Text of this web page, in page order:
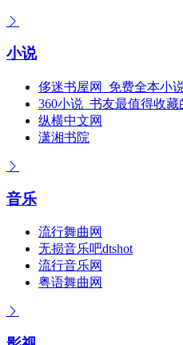
小说
侈迷书屋网_免费全本小
360小说_书友最值得收
纵横中文网
潇湘书院
音乐
流行舞曲网
无损音乐吧dtshot
流行音乐网
粤语舞曲网